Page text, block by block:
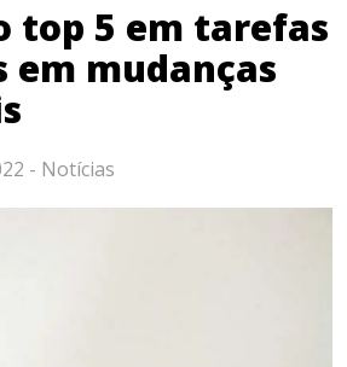
top 5 em tarefas
em mudanças
- Notícias